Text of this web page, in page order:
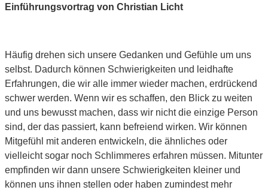
Einführungsvortrag von Christian Licht
Häufig drehen sich unsere Gedanken und Gefühle um uns
selbst. Dadurch können Schwierigkeiten und leidhafte
Erfahrungen, die wir alle immer wieder machen, erdrückend
schwer werden. Wenn wir es schaffen, den Blick zu weiten
und uns bewusst machen, dass wir nicht die einzige Person
sind, der das passiert, kann befreiend wirken. Wir können
Mitgefühl mit anderen entwickeln, die ähnliches oder
vielleicht sogar noch Schlimmeres erfahren müssen. Mitunter
empfinden wir dann unsere Schwierigkeiten kleiner und
können uns ihnen stellen oder haben zumindest mehr